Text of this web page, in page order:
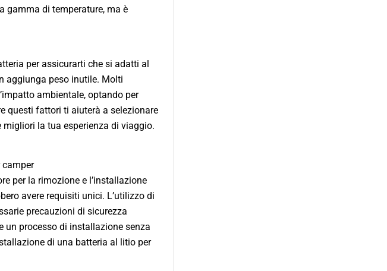
gamma di temperature, ma è
per assicurarti che si adatti al
aggiunga peso inutile. Molti
ambientale, optando per
questi fattori ti aiuterà a selezionare
la tua esperienza di viaggio.
camper
per la rimozione e l’installazione
avere requisiti unici. L’utilizzo di
precauzioni di sicurezza
un processo di installazione senza
di una batteria al litio per